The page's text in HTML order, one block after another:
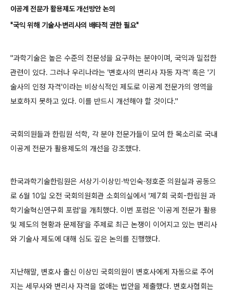
이공계 전문가 활용제도 개선방안 논의
"국익 위해 기술사·변리사의 배타적 권한 필요"
"과학기술은 높은 수준의 전문성을 요구하는 분야이며, 국익과 밀접한
관련이 있다. 그러나 우리나라는 '변호사의 변리사 자동 자격' 혹은 '기
술사의 인정 자격'이라는 비상식적인 제도로 이공계 전문가의 영역을
보호하지 못하고 있다. 이를 반드시 개선해야 할 것이다."
국회의원들과 한림원 석학, 각 분야 전문가들이 모여 한 목소리로 국내
이공계 전문가 활용제도의 개선을 강조했다.
한국과학기술한림원은 서상기·이상민·박인숙·정호준 의원실과 공동으
로 6월 10일 오전 국회의원회관 소회의실에서 '제7회 국회-한림원 과
학기술혁신연구회 포럼'을 개최했다. 이번 포럼은 '이공계 전문가 활용
및 제도의 현황과 문제점'을 주제로 최근 논쟁이 이어지고 있는 변리사
와 기술사 제도에 대해 심도 깊은 논의를 진행했다.
지난해말, 변호사 출신 이상민 국회의원이 변호사에게 자동으로 주어
지는 세무사와 변리사 자격을 없애는 법안을 제출했다. 변호사협회는